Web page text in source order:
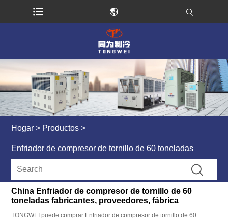
Hogar > Productos >
Enfriador de compresor de tornillo de 60 toneladas
China Enfriador de compresor de tornillo de 60
toneladas fabricantes, proveedores, fábrica
TONGWEI puede comprar Enfriador de compresor de tornillo de 60